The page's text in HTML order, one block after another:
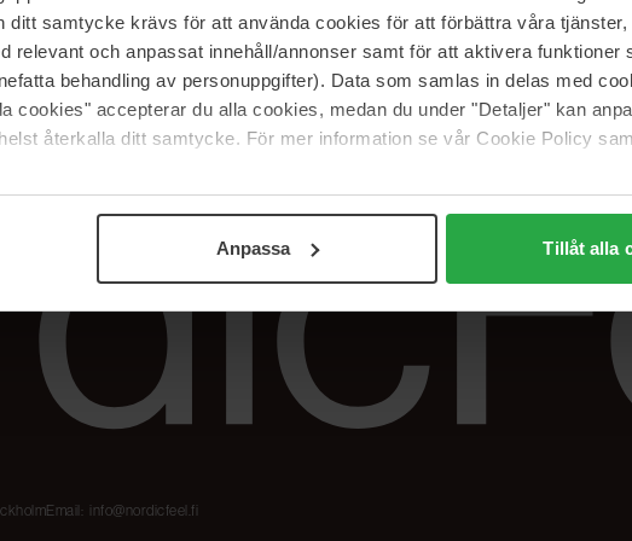
ditt samtycke krävs för att använda cookies för att förbättra våra tjänster,
relevant och anpassat innehåll/annonser samt för att aktivera funktioner
behandling av personuppgifter). Data som samlas in delas med
cookies" accepterar du alla cookies, medan du under "Detaljer" kan
återkalla ditt samtycke. För mer information se vår Cookie Policy
Anpassa Tillåt alla
The Beauty Edit
Työskentele
NordicFeel Groupissa
reklamaatiot
Email:
info@nordicfeel.fi